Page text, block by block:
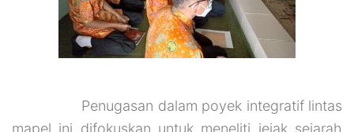
Penugasan dalam poyek integratif lintas
mapel ini difokuskan untuk meneliti jejak sejarah